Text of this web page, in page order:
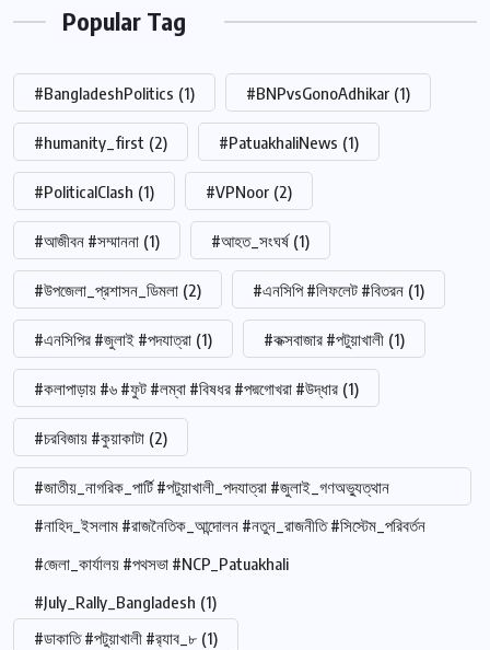
Popular Tag
#BangladeshPolitics (1) #BNPvsGonoAdhikar (1)
#humanity_first (2) #PatuakhaliNews (1)
#PoliticalClash (1) #VPNoor (2)
#আজীবন #সম্মাননা (1) #আহত_সংঘর্ষ (1)
#উপজেলা_প্রশাসন_ডিমলা (2) #এনসিপি #লিফলেট #বিতরন (1)
#এনসিপির #জুলাই #পদযাত্রা (1) #কক্সবাজার #পটুয়াখালী (1)
#কলাপাড়ায় #৬ #ফুট #লম্বা #বিষধর #পদ্মগোখরা #উদ্ধার (1)
#চরবিজায় #কুয়াকাটা (2)
#জাতীয়_নাগরিক_পার্টি #পটুয়াখালী_পদযাত্রা #জুলাই_গণঅভ্যুত্থান
#নাহিদ_ইসলাম #রাজনৈতিক_আন্দোলন #নতুন_রাজনীতি #সিস্টেম_পরিবর্তন
#জেলা_কার্যালয় #পথসভা #NCP_Patuakhali
#July_Rally_Bangladesh (1)
#ডাকাতি #পটুয়াখালী #র‍্যাব_৮ (1)